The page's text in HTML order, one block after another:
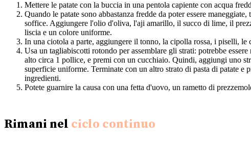
Mettere le patate con la buccia in una pentola capiente con acqua
Quando le patate sono abbastanza fredde da poter essere
soffice. Aggiungere l'olio d'oliva, l'aji amarillo, il succo di lime, il
liscia e un colore uniforme.
In una ciotola a parte, aggiungere il tonno, la cipolla rossa, i piselli, le
Usa un tagliabiscotti rotondo per assemblare gli strati: potrebbe
alto circa 1 pollice, e premi con un cucchiaio. Quindi, aggiungi uno
superficie uniforme. Terminate con un altro strato di pasta di patate e
ingredienti.
Potete guarnire la causa con una fetta d'uovo, un rametto di
Rimani nel ciclo continuo